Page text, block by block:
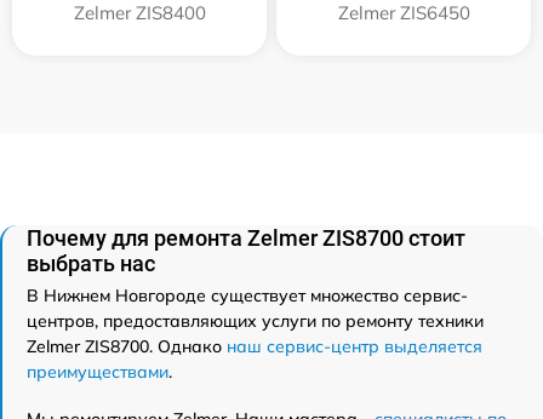
Zelmer ZIS8400 Zelmer ZIS6450
Почему для ремонта Zelmer ZIS8700 стоит
выбрать нас
В Нижнем Новгороде существует множество сервис-
центров, предоставляющих услуги по ремонту техники
Zelmer ZIS8700. Однако наш сервис-центр выделяется
преимуществами.